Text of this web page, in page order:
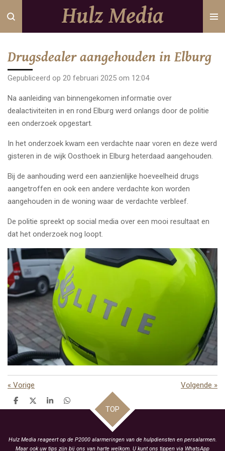
Ga
direct
hoofdinhoud
Hulz Media
Drugsdealer aangehouden in Elburg
Gepubliceerd op 20 februari 2025 om 12:04
Na aanleiding van binnengekomen informatie over
dealactiviteiten in en rond Elburg werd onlangs door de politie
een onderzoek opgestart.
In het onderzoek kwam een verdachte naar voren en deze werd
gisteren in de wijk Oosthoek in Elburg heterdaad aangehouden.
Bij de aanhouding werd een aanzienlijke hoeveelheid drugs
aangetroffen en ook een andere verdachte kon worden
aangehouden in de woning waar de verdachte verbleef.
De politie spreekt op social media over een mooi resultaat en
dat het onderzoek nog loopt.
« Vorige Volgende »
D
e
D
e
S
h
D
e
TOP
Hulz Media reageert op de P2000 alarmeringen van de hulpdiensten en persalarmen.
Maar ook uw tips zijn bij ons van harte welkom. U kunt ons tippen via WhatsApp